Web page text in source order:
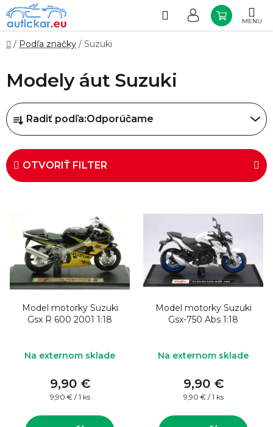
Prejsť
na
obsah
Hľadať
KOŠÍK
Domov
/ Podľa značky / Suzuki
Modely áut Suzuki
R
a
d
e
n
o
d
Radiť podľa:Odporúčame
OTVORIŤ FILTER
s
p
Model motorky Suzuki
Gsx R 600 2001 1:18
Na externom sklade
9,90 €
Jednotková
9,90 € / 1 ks
Model motorky Suzuki
Gsx-750 Abs 1:18
Na externom sklade
9,90 €
Jednotková
9,90 € / 1 ks